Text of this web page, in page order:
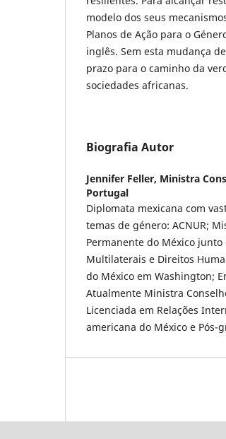
modelo dos seus
Planos de Ação para o
inglês. Sem esta mudança
prazo para o caminho da
sociedades africanas.
Biografia Autor
Jennifer Feller, Ministra
Portugal
Diplomata mexicana com
temas de género: ACNUR;
Permanente do México
Multilaterais e Direitos
do México em Washington;
Atualmente Ministra
Licenciada em Relações
americana do México e Pós-